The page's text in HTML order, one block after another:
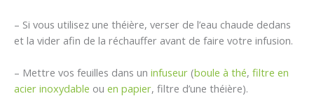
– Si vous utilisez une théière, verser de l’eau chaude dedans
et la vider afin de la réchauffer avant de faire votre infusion.
– Mettre vos feuilles dans un infuseur (boule à thé, filtre en
acier inoxydable ou en papier, filtre d’une théière).